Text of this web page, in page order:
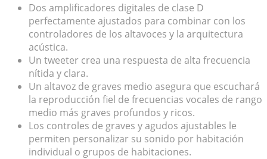
Dos amplificadores digitales de clase D
perfectamente ajustados para combinar con los
controladores de los altavoces y la arquitectura
acústica.
Un tweeter crea una respuesta de alta frecuencia
nítida y clara.
Un altavoz de graves medio asegura que escuchará
la reproducción fiel de frecuencias vocales de rango
medio más graves profundos y ricos.
Los controles de graves y agudos ajustables le
permiten personalizar su sonido por habitación
individual o grupos de habitaciones.